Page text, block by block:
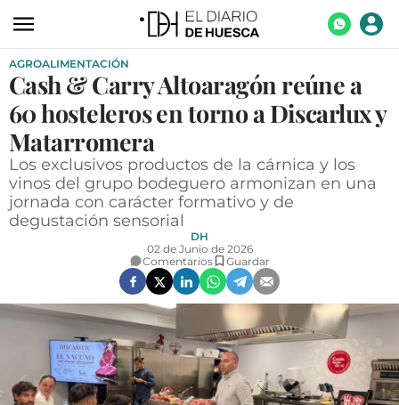
ACTUALIDAD
ECONOMÍA
TECNOLOGÍA
TURISMO
AGROALIMENTACIÓN
DEPORTES
SOCIEDAD
GALERÍAS
VÍDEOS
AGROALIMENTACIÓN
Cash & Carry Altoaragón reúne a
60 hosteleros en torno a Discarlux y
Matarromera
Los exclusivos productos de la cárnica y los
vinos del grupo bodeguero armonizan en una
jornada con carácter formativo y de
degustación sensorial
DH
02 de Junio de 2026
Comentarios
Guardar